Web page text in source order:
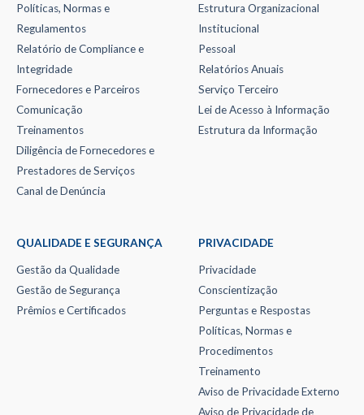
Políticas, Normas e
Regulamentos
Relatório de Compliance e
Integridade
Fornecedores e Parceiros
Comunicação
Treinamentos
Diligência de Fornecedores e
Prestadores de Serviços
Canal de Denúncia
Estrutura Organizacional
Institucional
Pessoal
Relatórios Anuais
Serviço Terceiro
Lei de Acesso à Informação
Estrutura da Informação
QUALIDADE E SEGURANÇA
Gestão da Qualidade
Gestão de Segurança
Prêmios e Certificados
PRIVACIDADE
Privacidade
Conscientização
Perguntas e Respostas
Políticas, Normas e
Procedimentos
Treinamento
Aviso de Privacidade Externo
Aviso de Privacidade de